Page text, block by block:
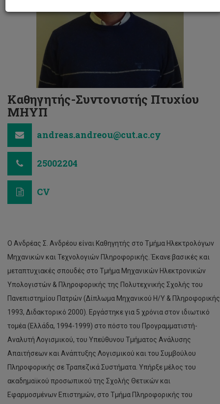
Καθηγητής-Συντονιστής Πτυχίου
ΜΗΥΠ
andreas.andreou@cut.ac.cy
25002204
CV
Ο Ανδρέας Σ. Ανδρέου είναι Καθηγητής στο Τμήμα Ηλεκτρολόγων
Μηχανικών και Τεχνολογιών Πληροφορικής. Έκανε βασικές και
μεταπτυχιακές σπουδές στο Τμήμα Μηχανικών Ηλεκτρονικών
Υπολογιστών & Πληροφορικής της Πολυτεχνικής Σχολής του
Πανεπιστημίου Πατρών (Δίπλωμα Μηχανικού Η/Υ & Πληροφορικής
1993, Διδακτορικό 2000). Εργάστηκε για 5 χρόνια στον ιδιωτικό
τομέα (Ελλάδα, 1994-1999) στο πόστο του Προγραμματιστή-
Αναλυτή Λογισμικού, του Υπεύθυνου Τμήματος Ανάλυσης
Απαιτήσεων και Ανάπτυξης Λογισμικού και του Συμβούλου
Πληροφορικής σε Τραπεζικά Συστήματα. Υπήρξε μέλος του
ακαδημαϊκού προσωπικού της Σχολής Θετικών και
Εφαρμοσμένων Επιστημών, στο Τμήμα Πληροφορικής του